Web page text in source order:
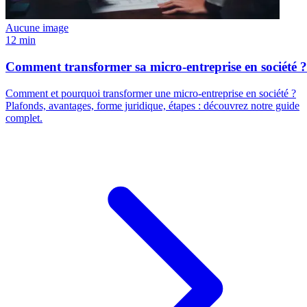
Aucune image
12 min
Comment transformer sa micro-entreprise en société ?
Comment et pourquoi transformer une micro-entreprise en société ?
Plafonds, avantages, forme juridique, étapes : découvrez notre guide
complet.